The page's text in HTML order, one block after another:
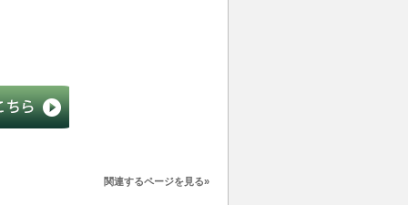
関連するページを見る»